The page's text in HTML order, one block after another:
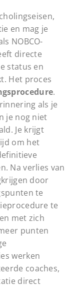
en mag je
NOBCO-
directe
status en
Het proces
.
als je
je nog niet
Je krijgt
om het
Na verlies van
door
te
te
met zich
punten
werken
coaches,
direct